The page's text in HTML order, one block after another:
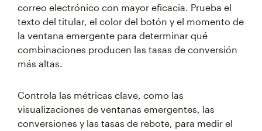
correo electrónico con mayor eficacia. Prueba el
texto del titular, el color del botón y el momento de
la ventana emergente para determinar qué
combinaciones producen las tasas de conversión
más altas.
Controla las métricas clave, como las
visualizaciones de ventanas emergentes, las
conversiones y las tasas de rebote, para medir el